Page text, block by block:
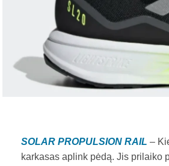
SOLAR PROPULSION RAIL –
karkasas aplink pėdą. Jis prilaiko